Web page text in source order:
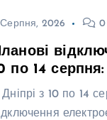
2026 0
по 14
з 10 по 14